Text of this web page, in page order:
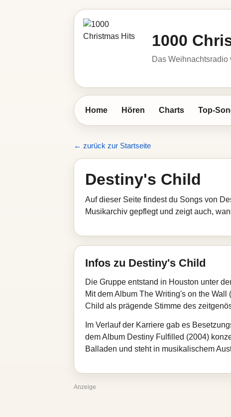
1000
Das Weihnachtsradio
Home Hören Charts Top-
← zurück zur Startseite
Destiny's Child
Auf dieser Seite findest du Songs von
Musikarchiv gepflegt und zeigt auch,
Infos zu Destiny's Child
Die Gruppe entstand in Houston unter
Mit dem Album The Writing's on the
Child als prägende Stimme des
Im Verlauf der Karriere gab es
dem Album Destiny Fulfilled (2004)
Balladen und steht in musikalischem
Anzeige